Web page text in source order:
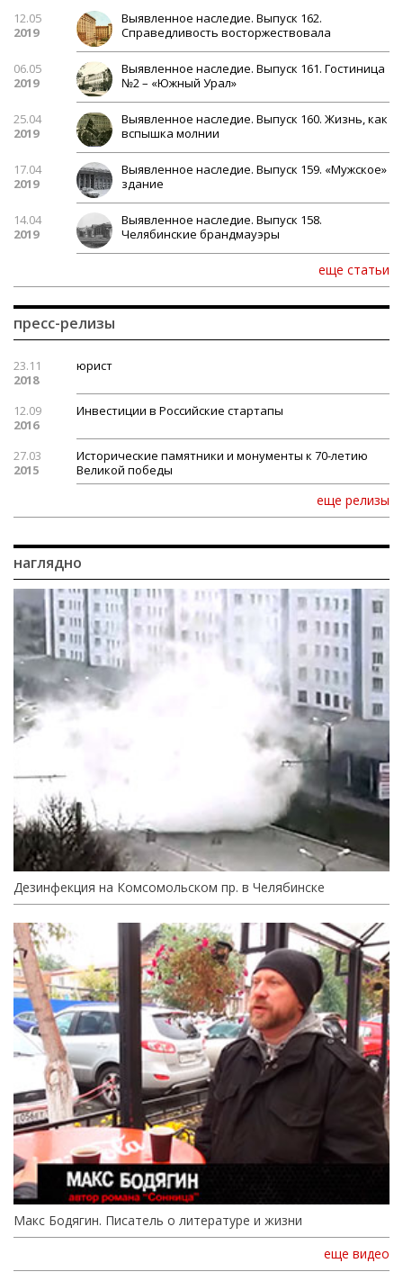
12.05
2019
Выявленное наследие. Выпуск 162.
Справедливость восторжествовала
06.05
2019
Выявленное наследие. Выпуск 161. Гостиница
№2 – «Южный Урал»
25.04
2019
Выявленное наследие. Выпуск 160. Жизнь, как
вспышка молнии
17.04
2019
Выявленное наследие. Выпуск 159. «Мужское»
здание
14.04
2019
Выявленное наследие. Выпуск 158.
Челябинские брандмауэры
еще статьи
пресс-релизы
23.11
2018
юрист
12.09
2016
Инвестиции в Российские стартапы
27.03
2015
Исторические памятники и монументы к 70-летию
Великой победы
еще релизы
наглядно
Дезинфекция на Комсомольском пр. в Челябинске
Макс Бодягин. Писатель о литературе и жизни
еще видео